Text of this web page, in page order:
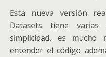
Esta nueva versión
Datasets tiene
simplicidad, es mucho
entender el código